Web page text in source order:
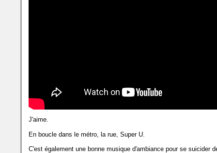
J'aime.
En boucle dans le métro, la rue, Super U.
C'est également une bonne musique d'ambiance pour se suicider